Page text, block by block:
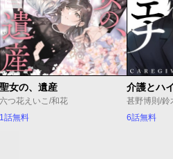
聖女の、遺産
六つ花えいこ/和花
1話無料
介護とハ
6話無料